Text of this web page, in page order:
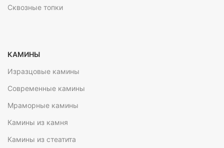
Сквозные топки
КАМИНЫ
Изразцовые камины
Современные камины
Мраморные камины
Камины из камня
Камины из стеатита